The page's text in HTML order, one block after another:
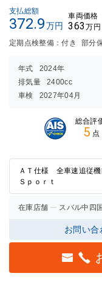
支払総額
372.9万円
車両価格
363 万円
定期点検整備：付き 部分
年式 2024年
排気量
2400cc
車検
2027年04月
総合評
5 点
ＡＴ仕様 全車速追従機
Ｓｐｏｒｔ
在庫店舗 スバル中四
お問い合